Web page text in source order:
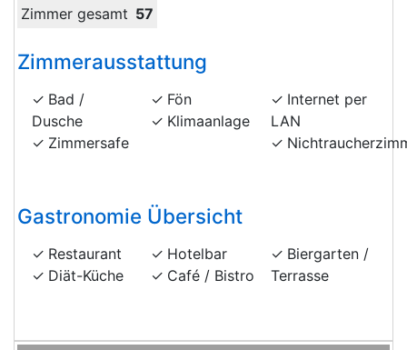
Zimmer gesamt 57
Zimmerausstattung
Bad /
Dusche
Zimmersafe
Fön
Klimaanlage
Internet per
LAN
Gastronomie Übersicht
Restaurant
Diät-Küche
Hotelbar
Café / Bistro
Biergarten /
Terrasse